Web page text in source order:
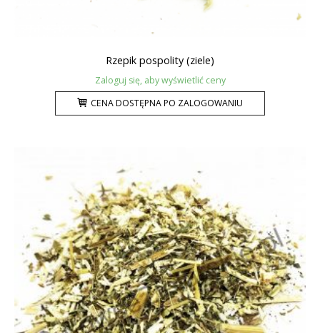
Rzepik pospolity (ziele)
Zaloguj się, aby wyświetlić ceny
CENA DOSTĘPNA PO ZALOGOWANIU